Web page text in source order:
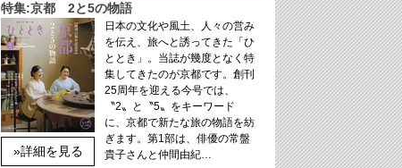
特集:京都 2と5の物語
»詳細を見る
日本の文化や風土、人々の営み
を伝え、旅へと誘ってきた「ひ
ととき」。当誌が幾度となく特
集してきたのが京都です。創刊
25周年を迎える今号では、
〝2〟と〝5〟をキーワード
に、京都で新たな旅の物語を紡
ぎます。第1部は、俳優の常盤
貴子さんと仲間由紀…